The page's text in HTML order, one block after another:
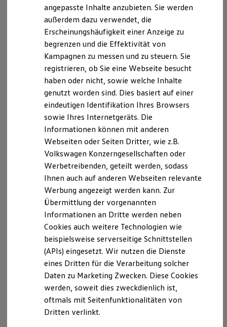
Digitale Extras
Schnittstellen zu Ihrem ID.
Marke und Erlebnis
Volkswagen R und R Experience
R-Modelle
R Experience
Driving Experience
Volkswagen entdecken
Werkbesichtigung
Lifestyle Shop
T-Roc Kollektion
Golf Kollektion
Volkswagen Kollektion
R-Kollektion
GTI Kollektion
Fußball Drop
we drive football
#wedriveproud
Besitzer und Service
myVolkswagen
Software Updates
Service und Ersatzteile
Inspektion und HU/AU
Reparaturen und Checks
Motorenöl und Flüssigkeiten
Räder und Reifen
Pannen- und Unfallhilfe
Economy Service
Volkswagen Teile
Zubehör
Modellspezifisches Zubehör
angepasste Inhalte anzubieten. Sie werden
außerdem dazu verwendet, die
Erscheinungshäufigkeit einer Anzeige zu
begrenzen und die Effektivität von
Kampagnen zu messen und zu steuern. Sie
registrieren, ob Sie eine Webseite besucht
haben oder nicht, sowie welche Inhalte
genutzt worden sind. Dies basiert auf einer
eindeutigen Identifikation Ihres Browsers
sowie Ihres Internetgeräts. Die
Informationen können mit anderen
Webseiten oder Seiten Dritter, wie z.B.
Volkswagen Konzerngesellschaften oder
Werbetreibenden, geteilt werden, sodass
Ihnen auch auf anderen Webseiten relevante
Werbung angezeigt werden kann. Zur
Übermittlung der vorgenannten
Informationen an Dritte werden neben
Cookies auch weitere Technologien wie
beispielsweise serverseitige Schnittstellen
(APIs) eingesetzt. Wir nutzen die Dienste
eines Dritten für die Verarbeitung solcher
Daten zu Marketing Zwecken. Diese Cookies
werden, soweit dies zweckdienlich ist,
oftmals mit Seitenfunktionalitäten von
Dritten verlinkt.